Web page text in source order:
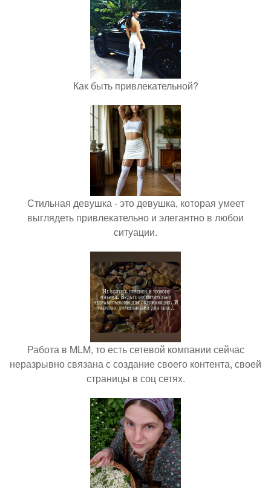
Как быть привлекательной?
Стильная девушка - это девушка, которая умеет
выглядеть привлекательно и элегантно в любои
ситуации.
Работа в MLM, то есть сетевой компании сейчас
неразрывно связана с создание своего контента, своей
страницы в соц сетях.